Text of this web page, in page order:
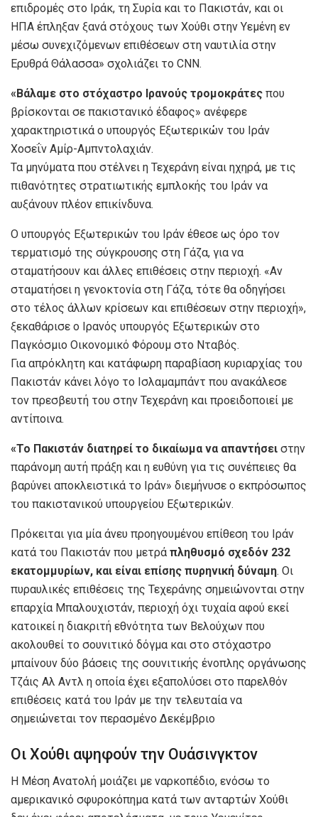
επιδρομές στο Ιράκ, τη Συρία και το Πακιστάν, και οι
ΗΠΑ έπληξαν ξανά στόχους των Χούθι στην Υεμένη εν
μέσω συνεχιζόμενων επιθέσεων στη ναυτιλία στην
Ερυθρά Θάλασσα» σχολιάζει το CNN.
«Βάλαμε στο στόχαστρο Ιρανούς τρομοκράτες που
βρίσκονται σε πακιστανικό έδαφος» ανέφερε
χαρακτηριστικά ο υπουργός Εξωτερικών του Ιράν
Χοσεΐν Αμίρ-Αμπντολαχιάν.
Τα μηνύματα που στέλνει η Τεχεράνη είναι ηχηρά, με τις
πιθανότητες στρατιωτικής εμπλοκής του Ιράν να
αυξάνουν πλέον επικίνδυνα.
Ο υπουργός Εξωτερικών του Ιράν έθεσε ως όρο τον
τερματισμό της σύγκρουσης στη Γάζα, για να
σταματήσουν και άλλες επιθέσεις στην περιοχή. «Αν
σταματήσει η γενοκτονία στη Γάζα, τότε θα οδηγήσει
στο τέλος άλλων κρίσεων και επιθέσεων στην περιοχή»,
ξεκαθάρισε ο Ιρανός υπουργός Εξωτερικών στο
Παγκόσμιο Οικονομικό Φόρουμ στο Νταβός.
Για απρόκλητη και κατάφωρη παραβίαση κυριαρχίας του
Πακιστάν κάνει λόγο το Ισλαμαμπάντ που ανακάλεσε
τον πρεσβευτή του στην Τεχεράνη και προειδοποιεί με
αντίποινα.
«Το Πακιστάν διατηρεί το δικαίωμα να απαντήσει στην
παράνομη αυτή πράξη και η ευθύνη για τις συνέπειες θα
βαρύνει αποκλειστικά το Ιράν» διεμήνυσε ο εκπρόσωπος
του πακιστανικού υπουργείου Εξωτερικών.
Πρόκειται για μία άνευ προηγουμένου επίθεση του Ιράν
κατά του Πακιστάν που μετρά πληθυσμό σχεδόν 232
εκατομμυρίων, και είναι επίσης πυρηνική δύναμη. Οι
πυραυλικές επιθέσεις της Τεχεράνης σημειώνονται στην
επαρχία Μπαλουχιστάν, περιοχή όχι τυχαία αφού εκεί
κατοικεί η διακριτή εθνότητα των Βελούχων που
ακολουθεί το σουνιτικό δόγμα και στο στόχαστρο
μπαίνουν δύο βάσεις της σουνιτικής ένοπλης οργάνωσης
Τζάις Αλ Αντλ η οποία έχει εξαπολύσει στο παρελθόν
επιθέσεις κατά του Ιράν με την τελευταία να
σημειώνεται τον περασμένο Δεκέμβριο
Οι Χούθι αψηφούν την Ουάσινγκτον
Η Μέση Ανατολή μοιάζει με ναρκοπέδιο, ενόσω το
αμερικανικό σφυροκόπημα κατά των ανταρτών Χούθι